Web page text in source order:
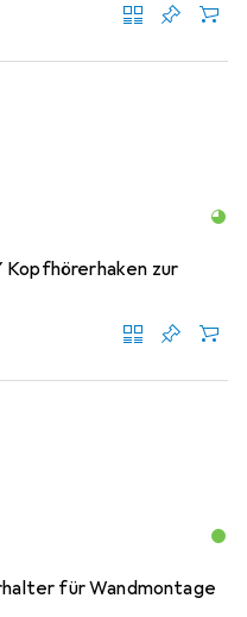
zur
für Wandmontage